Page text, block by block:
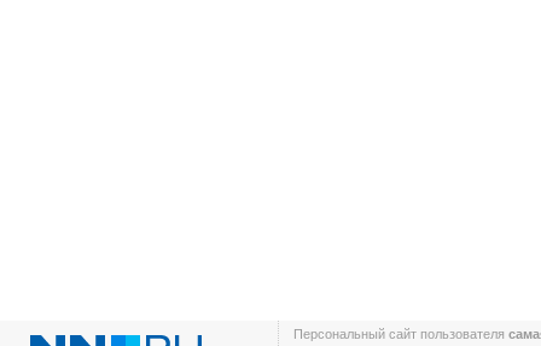
Персональный сайт пользователя